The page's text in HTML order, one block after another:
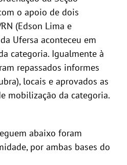
o apoio de dois
(Edson Lima e
Ufersa aconteceu em
categoria. Igualmente à
repassados informes
locais e aprovados as
mobilização da categoria.
abaixo foram
por ambas bases do